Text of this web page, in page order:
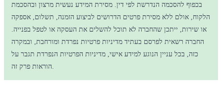
בכפוף להסכמה הנדרשת לפי דין. מסירת המידע נעשית מרצון ובהסכמת
הלקוח, אולם ללא מסירת פרטים הדרושים לביצוע הזמנה, תשלום, אספקה
או שירות, ייתכן שהחברה לא תוכל להשלים את העסקה או לטפל בפנייה.
החברה רשאית לפרסם בעתיד מדיניות פרטיות נפרדת ומורחבת, ובמקרה
כזה, בכל עניין הנוגע למידע אישי, מדיניות הפרטיות הנפרדת תגבר על
הוראות פרק זה.